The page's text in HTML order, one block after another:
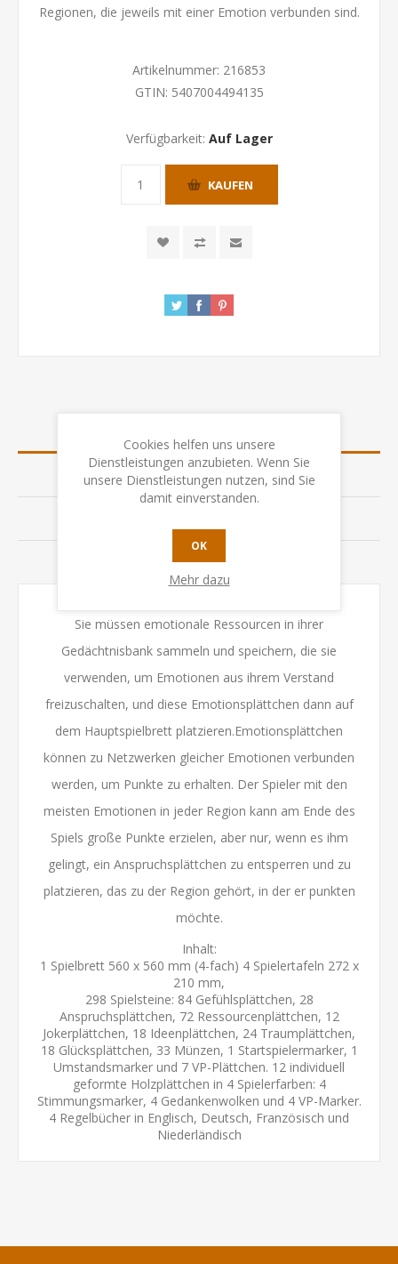
Regionen, die jeweils mit einer Emotion verbunden sind.
Artikelnummer: 216853
GTIN: 5407004494135
Verfügbarkeit: Auf Lager
KAUFEN
SPEZIFIKATION
KONTAKTIEREN SIE UNS
Sie müssen emotionale Ressourcen in ihrer
Gedächtnisbank sammeln und speichern, die sie
verwenden, um Emotionen aus ihrem Verstand
freizuschalten, und diese Emotionsplättchen dann auf
dem Hauptspielbrett platzieren.Emotionsplättchen
können zu Netzwerken gleicher Emotionen verbunden
werden, um Punkte zu erhalten. Der Spieler mit den
meisten Emotionen in jeder Region kann am Ende des
Spiels große Punkte erzielen, aber nur, wenn es ihm
gelingt, ein Anspruchsplättchen zu entsperren und zu
platzieren, das zu der Region gehört, in der er punkten
möchte.
Inhalt:
1 Spielbrett 560 x 560 mm (4-fach) 4 Spielertafeln 272 x
210 mm,
298 Spielsteine: 84 Gefühlsplättchen, 28
Anspruchsplättchen, 72 Ressourcenplättchen, 12
Jokerplättchen, 18 Ideenplättchen, 24 Traumplättchen,
18 Glücksplättchen, 33 Münzen, 1 Startspielermarker, 1
Umstandsmarker und 7 VP-Plättchen. 12 individuell
geformte Holzplättchen in 4 Spielerfarben: 4
Stimmungsmarker, 4 Gedankenwolken und 4 VP-Marker.
4 Regelbücher in Englisch, Deutsch, Französisch und
Niederländisch
Cookies helfen uns unsere
Dienstleistungen anzubieten. Wenn Sie
unsere Dienstleistungen nutzen, sind Sie
damit einverstanden.
OK
Mehr dazu